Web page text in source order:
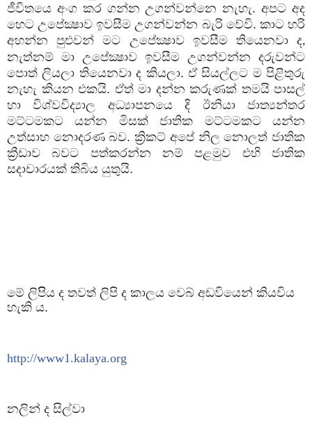
ජීවිතයෙ අංග කර ගන්න උගන්වන්නෙ නැහැ. අපට අද
හෙට උපේක්‍ෂාව ඉවසීම උගන්වන්න බැරි වේවි. කාට හරි
අහන්න පුළුවන් මට උපේක්‍ෂාව ඉවසීම තියෙනවා ද,
නැත්නම් මා උපේක්‍ෂාව ඉවසීම උගන්වන්න දරුවන්ට
පොත් ලියලා තියෙනවා ද කියලා. ඒ සියල්ලට ම පිළිතුරු
නැහැ කියන එකයි. ඒත් මා දන්න කරුණක් තමයි පාසල්
හා විශ්වවිද්‍යාල අධ්‍යාපනයෙ දි ඊනියා ජාත්‍යන්තර
මට්ටමකට යන්න මිසක් ජාතික මට්ටමකට යන්න
උත්සාහ නොදරණ බව. ක්‍රිකට් අපේ නිල නොලත් ජාතික
ක්‍රීඩාව බවට පත්කරන්න නම් පළමුව එහි ජාතික
සදාචාරයක් තිබිය යුතුයි.
මේ ලිපිිය ද තවත් ලිපි ද කාලය වෙබ් අඩවියෙන් කියවිය
හැකි ය.
http://www1.kalaya.org
නලින් ද සිල්වා